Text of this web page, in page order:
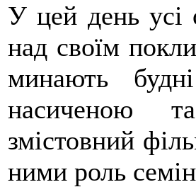
У цей день усі
над своїм
минають
насиченою
змістовний
ними роль